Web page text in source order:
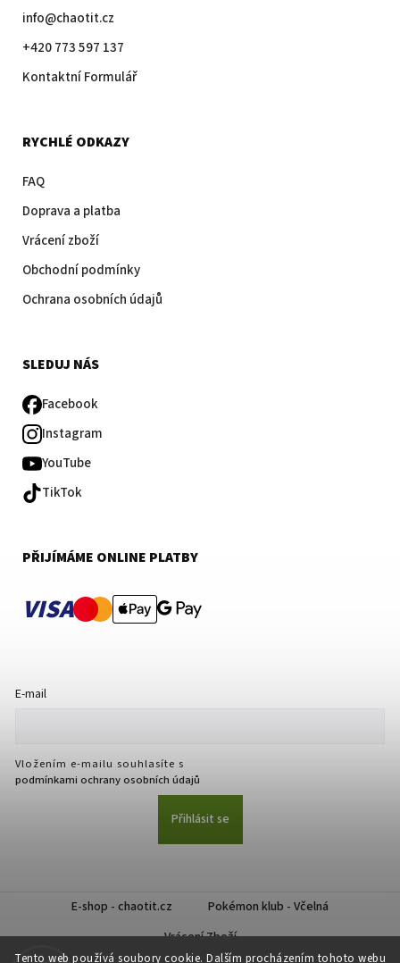
Tento web používá soubory cookie. Dalším procházením tohoto webu
info@chaotit.cz
+420 773 597 137
Kontaktní Formulář
RYCHLÉ ODKAZY
FAQ
Doprava a platba
Vrácení zboží
Obchodní podmínky
Ochrana osobních údajů
SLEDUJ NÁS
Facebook
Instagram
YouTube
TikTok
PŘIJÍMÁME ONLINE PLATBY
VISA
E-mail
Vložením e-mailu souhlasíte s
podmínkami ochrany osobních údajů
Přihlásit se
E-shop - chaotit.cz
Pokémon klub - Včelná
Vrácení Zboží